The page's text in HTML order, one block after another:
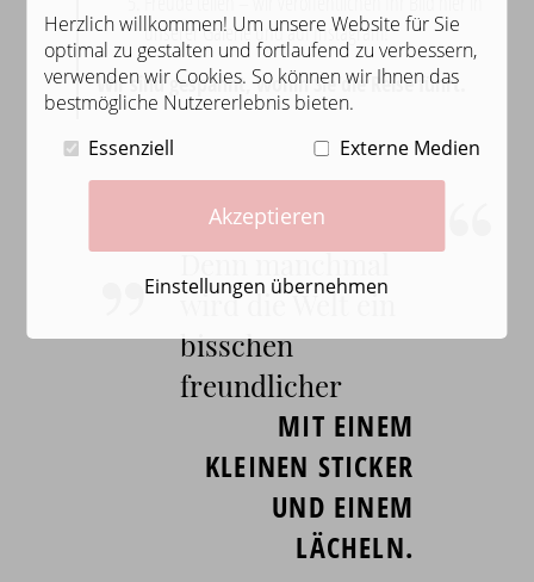
unserer Galerie und auf Instagram!
Wir sind gespannt, wohin Sie die Reise führt.
„
Denn manchmal
wird die Welt ein
bisschen
freundlicher
MIT EINEM
KLEINEN STICKER
UND EINEM
LÄCHELN.
“
Herzlich willkommen! Um unsere Website für Sie
optimal zu gestalten und fortlaufend zu verbessern,
verwenden wir Cookies. So können wir Ihnen das
bestmögliche Nutzererlebnis bieten.
Essenziell
Externe Medien
Akzeptieren
Einstellungen übernehmen